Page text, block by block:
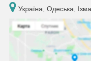
Україна, Одеська,